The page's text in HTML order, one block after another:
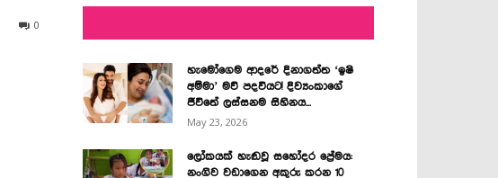
0
හැමෝගෙම ආදරේ දිනාගත්ත ‘ඉෂි
අම්මා’ මව් පදවියට! දිව්‍යංකාගේ
ජීවිතේ ලස්සනම සිහිනය...
May 23, 2026
ලෝකයක් හැඬවූ සහෝදර ප්‍රේමය:
නංගිව වඩාගෙන අකුරු කරන 10